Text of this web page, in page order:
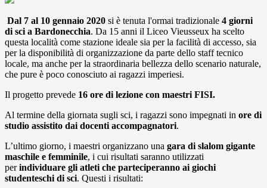
Dal 7 al 10 gennaio 2020 si è tenuta l'ormai tradizionale 4 giorni
di sci a Bardonecchia. Da 15 anni il Liceo Vieusseux ha scelto
questa località come stazione ideale sia per la facilità di accesso, sia
per la disponibilità di organizzazione da parte dello staff tecnico
locale, ma anche per la straordinaria bellezza dello scenario naturale,
che pure è poco conosciuto ai ragazzi imperiesi.
Il progetto prevede 16 ore di lezione con maestri FISI.
Al termine della giornata sugli sci, i ragazzi sono impegnati in ore di
studio assistito dai docenti accompagnatori.
L’ultimo giorno, i maestri organizzano una gara di slalom gigante
maschile e femminile, i cui risultati saranno utilizzati
perindividuare gli atleti che parteciperanno ai giochi
studenteschi di sci. Questi i risultati: